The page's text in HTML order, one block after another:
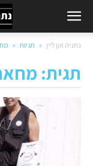
נתניה און ליין תגיות
תגית: